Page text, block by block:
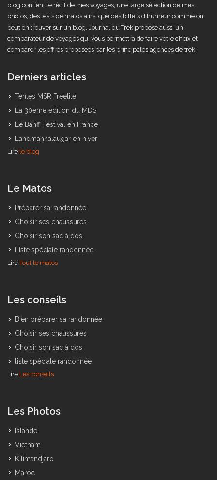
blog contient le récit de mes voyages, une large sélection de mes
photos, des tests de matos ainsi que des billets d'humeur comme on
peut en trouver sur un blog. Journal du Trek propose aussi un
comparateur de voyages qui vous permettra de faire votre choix et
comparer les offres proposées par les principales agences de trek.
Derniers articles
Tentes MSR Freelite
La 30ème édition du MDS
Le Banff Festival en France
Landmannalaugar en hiver
Lire le blog
Le Matos
Préparer sa randonnée
Choisir ses chaussures
Choisir son sac à dos
Liste spéciale randonnée
LireTout le matos
Les conseils
Bien préparer sa randonnée
Choisir ses chaussures
Choisir son sac à dos
liste spéciale randonnée
Lire Les conseils
Les Photos
Islande
Vietnam
Kilimandjaro
Maroc